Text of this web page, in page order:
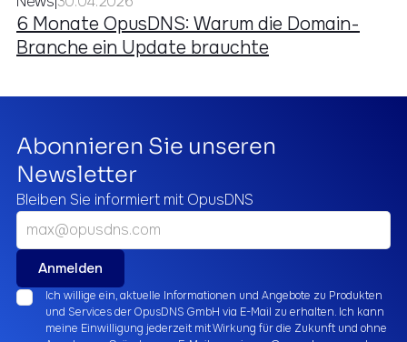
6 Monate OpusDNS: Warum die Domain-
Branche ein Update brauchte
Abonnieren Sie unseren
Newsletter
Bleiben Sie informiert mit OpusDNS
Ich willige ein, aktuelle Informationen und Angebote zu Produkten
und Services der OpusDNS GmbH via E-Mail zu erhalten. Ich kann
meine Einwilligung jederzeit mit Wirkung für die Zukunft und ohne